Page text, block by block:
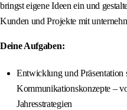
bringst eigene Ideen ein und
Kunden und Projekte mit
Deine Aufgaben:
Entwicklung und Präsentation
Kommunikationskonzepte –
Jahresstrategien